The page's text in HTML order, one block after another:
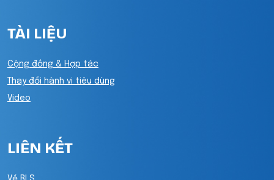
TÀI LIỆU
Cộng đồng & Hợp tác
Thay đổi hành vi tiêu dùng
Video
LIÊN KẾT